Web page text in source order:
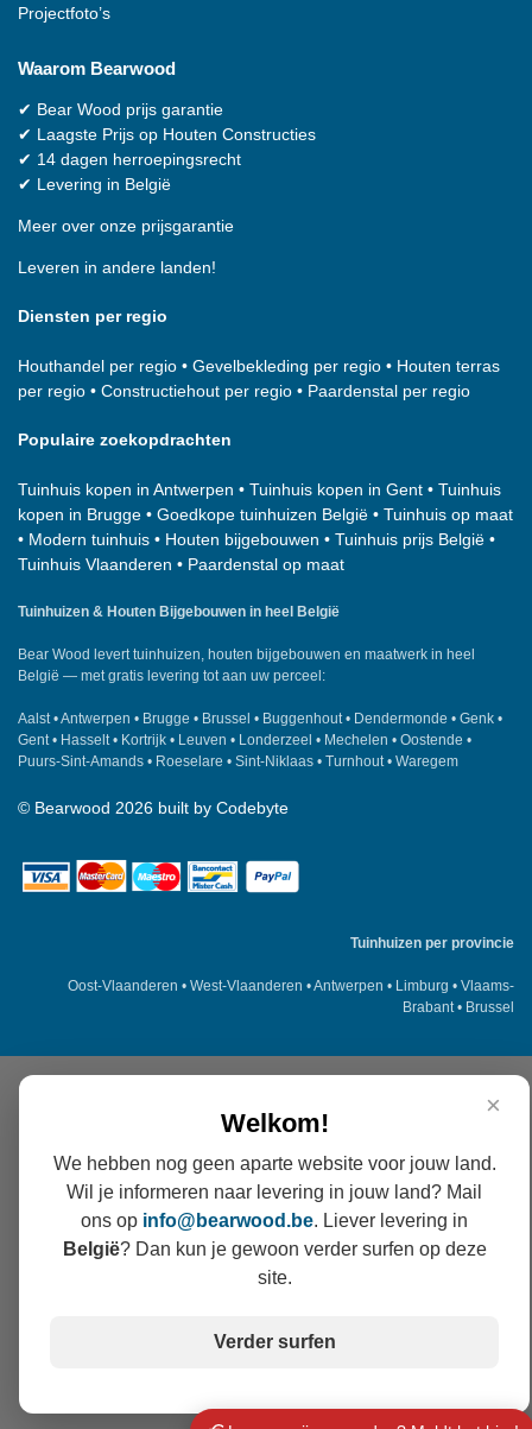
Projectfoto’s
Waarom Bearwood
✔ Bear Wood prijs garantie
✔ Laagste Prijs op Houten Constructies
✔ 14 dagen herroepingsrecht
✔ Levering in België
Meer over onze prijsgarantie
Leveren in andere landen!
Diensten per regio
Houthandel per regio • Gevelbekleding per regio • Houten terras
per regio • Constructiehout per regio • Paardenstal per regio
Populaire zoekopdrachten
Tuinhuis kopen in Antwerpen • Tuinhuis kopen in Gent • Tuinhuis
kopen in Brugge • Goedkope tuinhuizen België • Tuinhuis op maat
• Modern tuinhuis • Houten bijgebouwen • Tuinhuis prijs België •
Tuinhuis Vlaanderen • Paardenstal op maat
Tuinhuizen & Houten Bijgebouwen in heel België
Bear Wood levert tuinhuizen, houten bijgebouwen en maatwerk in heel
België — met gratis levering tot aan uw perceel:
Aalst •Antwerpen • Brugge • Brussel • Buggenhout • Dendermonde • Genk •
Gent • Hasselt • Kortrijk • Leuven • Londerzeel • Mechelen • Oostende •
Puurs-Sint-Amands • Roeselare • Sint-Niklaas • Turnhout • Waregem
© Bearwood 2026 built by Codebyte
Tuinhuizen per provincie
Oost-Vlaanderen • West-Vlaanderen •Antwerpen • Limburg • Vlaams-
Brabant• Brussel
×
Welkom!
We hebben nog geen aparte website voor jouw land.
Wil je informeren naar levering in jouw land? Mail
ons op info@ bearwood .be. Liever levering in
België? Dan kun je gewoon verder surfen op deze
site.
Verder surfen